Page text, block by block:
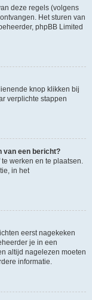
deze regels (volgens
Het sturen van
phpBB Limited
knop klikken bij
verplichte stappen
van een bericht?
werken en te plaatsen.
in het
eerst nagekeken
je in een
altijd nagelezen moeten
informatie.